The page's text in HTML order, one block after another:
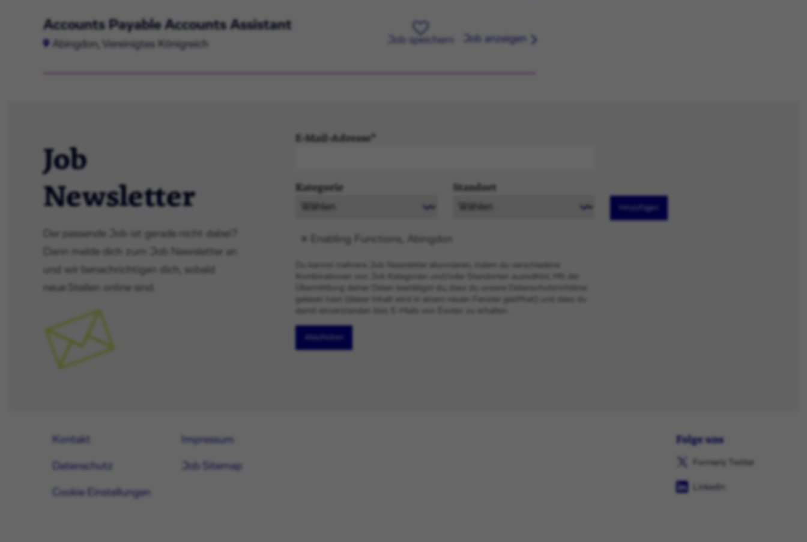
Accounts Payable Accounts Assistant
Abingdon, Vereinigtes Königreich Job speichern Job anzeigen
Job
Newsletter
Der passende Job ist gerade nicht dabei?
Dann melde dich zum Job Newsletter an
und wir benachrichtigen dich, sobald
neue Stellen online sind.
E-Mail-Adresse
Kategorie Standort
Kontakt Impressum
Datenschutz Job Sitemap
Cookie Einstellungen
Folge uns
Formerly Twitter
LinkedIn